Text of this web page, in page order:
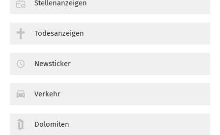
Stellenanzeigen
Todesanzeigen
Newsticker
Verkehr
Dolomiten